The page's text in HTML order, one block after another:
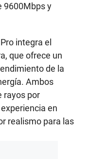
9600Mbps y
integra el
que ofrece un
de la
Ambos
rayos por
experiencia en
realismo para las